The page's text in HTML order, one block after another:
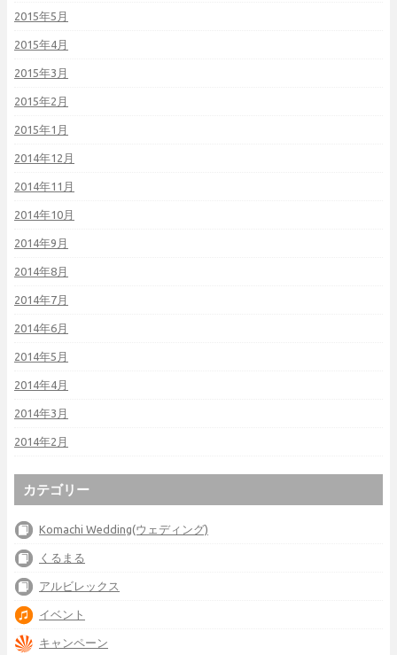
2015年5月
2015年4月
2015年3月
2015年2月
2015年1月
2014年12月
2014年11月
2014年10月
2014年9月
2014年8月
2014年7月
2014年6月
2014年5月
2014年4月
2014年3月
2014年2月
カテゴリー
Komachi Wedding(ウェディング)
くるまる
アルビレックス
イベント
キャンペーン